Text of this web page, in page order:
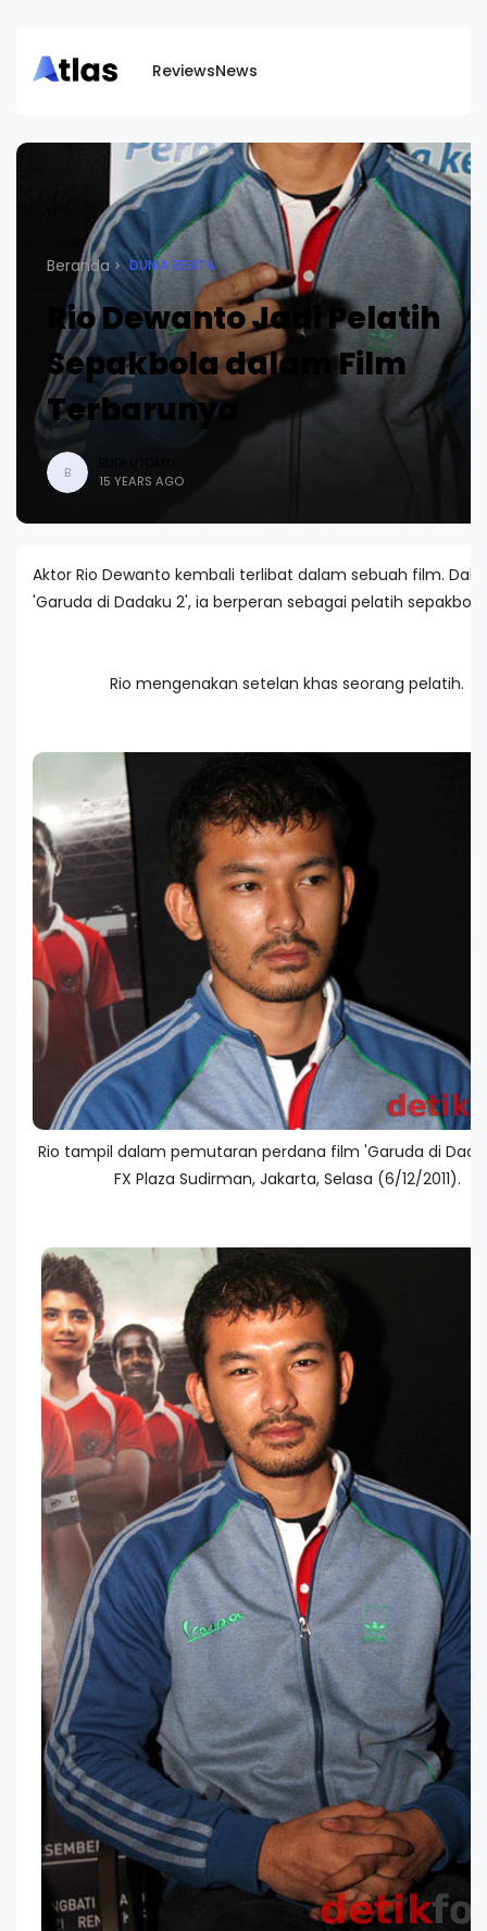
ReviewsNews
Beranda DUNIA BERITA
Rio Dewanto Jadi Pelatih
Sepakbola dalam Film
Terbarunya
B
15 YEARS AGO
Aktor Rio Dewanto kembali terlibat dalam sebuah film.
'Garuda di Dadaku 2', ia berperan sebagai pelatih sepakbola.
Rio mengenakan setelan khas seorang pelatih.
Rio tampil dalam pemutaran perdana film 'Garuda di
FX Plaza Sudirman, Jakarta, Selasa (6/12/2011).